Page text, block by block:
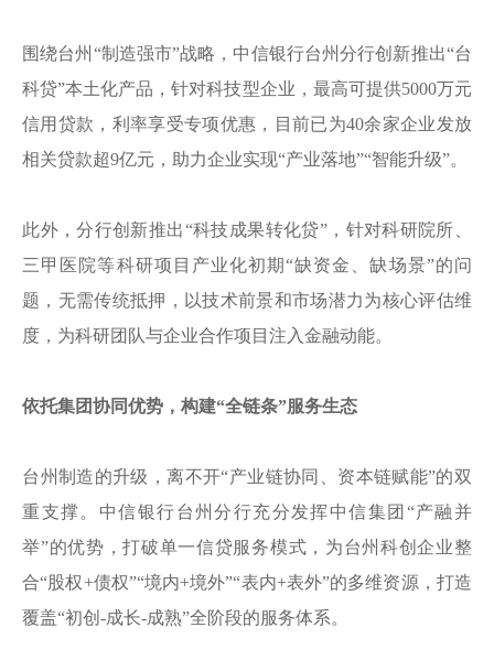
围绕台州“制造强市”战略，中信银行台州分行创新推出“台
科贷”本土化产品，针对科技型企业，最高可提供5000万元
信用贷款，利率享受专项优惠，目前已为40余家企业发放
相关贷款超9亿元，助力企业实现“产业落地”“智能升级”。
此外，分行创新推出“科技成果转化贷”，针对科研院所、
三甲医院等科研项目产业化初期“缺资金、缺场景”的问
题，无需传统抵押，以技术前景和市场潜力为核心评估维
度，为科研团队与企业合作项目注入金融动能。
依托集团协同优势，构建“全链条”服务生态
台州制造的升级，离不开“产业链协同、资本链赋能”的双
重支撑。中信银行台州分行充分发挥中信集团“产融并
举”的优势，打破单一信贷服务模式，为台州科创企业整
合“股权+债权”“境内+境外”“表内+表外”的多维资源，打造
覆盖“初创-成长-成熟”全阶段的服务体系。